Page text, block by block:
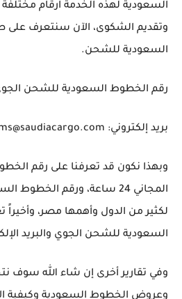
السعودية لهذه الخدمة ارقام
وتقديم الشكوى، الآن سنتعرف
السعودية للشحن.
رقم الخطوط السعودية للشحن الجوي:
بريد إلكتروني: cargoclaims@saudiacargo.com.
وبهذا نكون قد تعرفنا على رقم
المجاني 24 ساعة، ورقم
لكثير من الدول وأهمها مصر،
السعودية للشحن الجوي والبريد
وفي تقارير أخرى إن شاء الله
وعروض الخطوط السعودية وكيفية